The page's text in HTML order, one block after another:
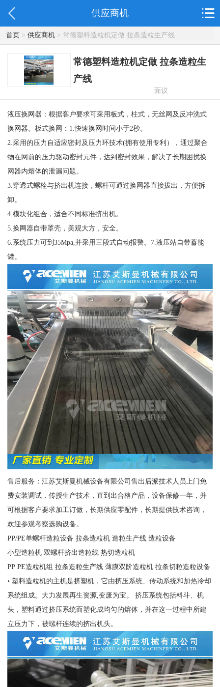
供应商机
首页> 供应商机> 常德塑料造粒机定做 拉条造粒生产线
常德塑料造粒机定做 拉条造粒生
产线
面议
液压换网器：根据客户要求可采用板式，柱式，无丝网及反冲洗式
换网器。板式换网：1.快速换网时间小于2秒。
2.采用的压力自适应密封及压力环技术(拥有使用专利），通过聚合
物在网前的压力驱动密封元件，达到密封效果，解决了长期困扰换
网器内熔体的泄漏问题。
3.穿透式螺栓与挤出机连接，螺杆可通过换网器直接拔出，方便拆
卸。
4.模块化组合，适合不同标准挤出机。
5.换网器自带罩壳，美观大方，安全。
6.系统压力可到35Mpa,并采用三段式自动报警。7.液压站自带蓄能
罐。
售后服务：江苏艾斯曼机械设备有限公司售出后派技术人员上门免
费安装调试，传授生产技术，直到出合格产品，设备保修一年，并
可根据客户要求加工订做，长期供应零配件，长期提供技术咨询，
欢迎参观考察选购设备。
PP/PE单螺杆造粒设备 拉条造粒机 造粒生产线 造粒设备
小型造粒机 双螺杆挤出造粒线 热切造粒机
PP PE造粒机组 拉条造粒生产线 薄膜双阶造粒机 拉条切粒造粒设备
• 塑料造粒机的主机是挤塑机，它由挤压系统、传动系统和加热冷却
系统组成。大力发展再生资源,变废为宝。 挤压系统包括料斗、机
头，塑料通过挤压系统而塑化成均匀的熔体，并在这一过程中所建
立压力下，被螺杆连续的挤出机头。